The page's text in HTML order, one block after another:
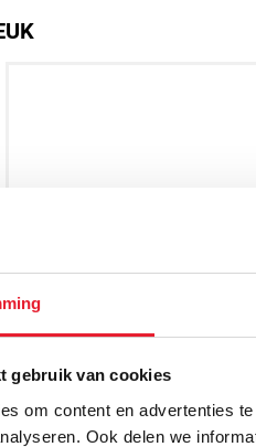
gebruik van cookies
om content en advertenties
Ook delen we